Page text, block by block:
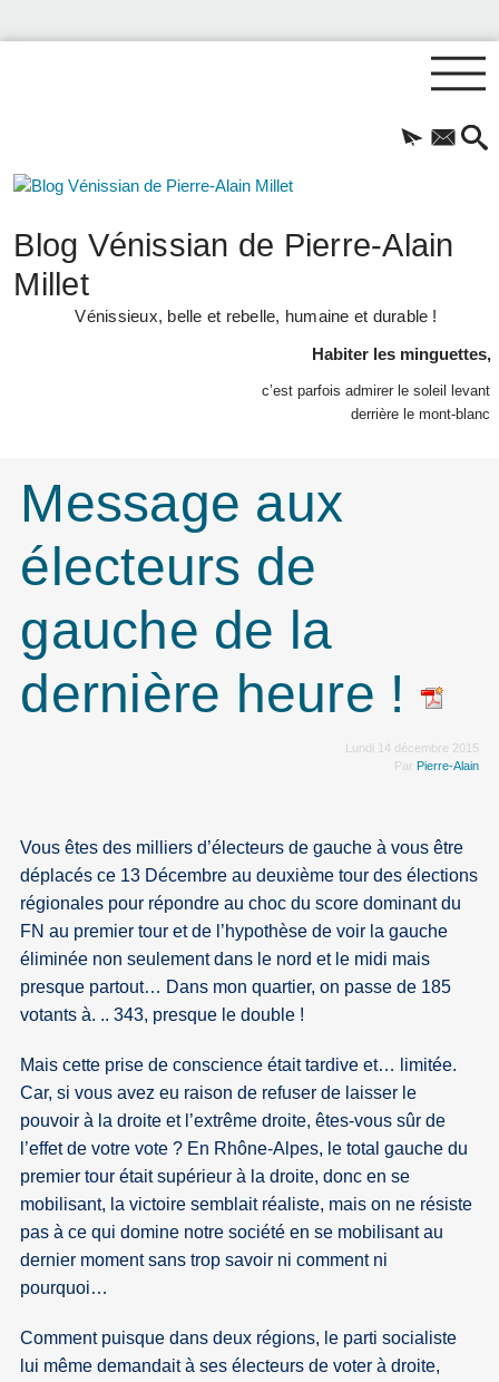
Blog Vénissian de Pierre-Alain
Millet
Vénissieux, belle et rebelle, humaine et durable !
Habiter les minguettes,
c’est parfois admirer le soleil levant
derrière le mont-blanc
Message aux
électeurs de
gauche de la
dernière heure !
Lundi 14 décembre 2015
Par Pierre-Alain
Vous êtes des milliers d’électeurs de gauche à vous être
déplacés ce 13 Décembre au deuxième tour des élections
régionales pour répondre au choc du score dominant du
FN au premier tour et de l’hypothèse de voir la gauche
éliminée non seulement dans le nord et le midi mais
presque partout… Dans mon quartier, on passe de 185
votants à. .. 343, presque le double !
Mais cette prise de conscience était tardive et… limitée.
Car, si vous avez eu raison de refuser de laisser le
pouvoir à la droite et l’extrême droite, êtes-vous sûr de
l’effet de votre vote ? En Rhône-Alpes, le total gauche du
premier tour était supérieur à la droite, donc en se
mobilisant, la victoire semblait réaliste, mais on ne résiste
pas à ce qui domine notre société en se mobilisant au
dernier moment sans trop savoir ni comment ni
pourquoi…
Comment puisque dans deux régions, le parti socialiste
lui même demandait à ses électeurs de voter à droite,